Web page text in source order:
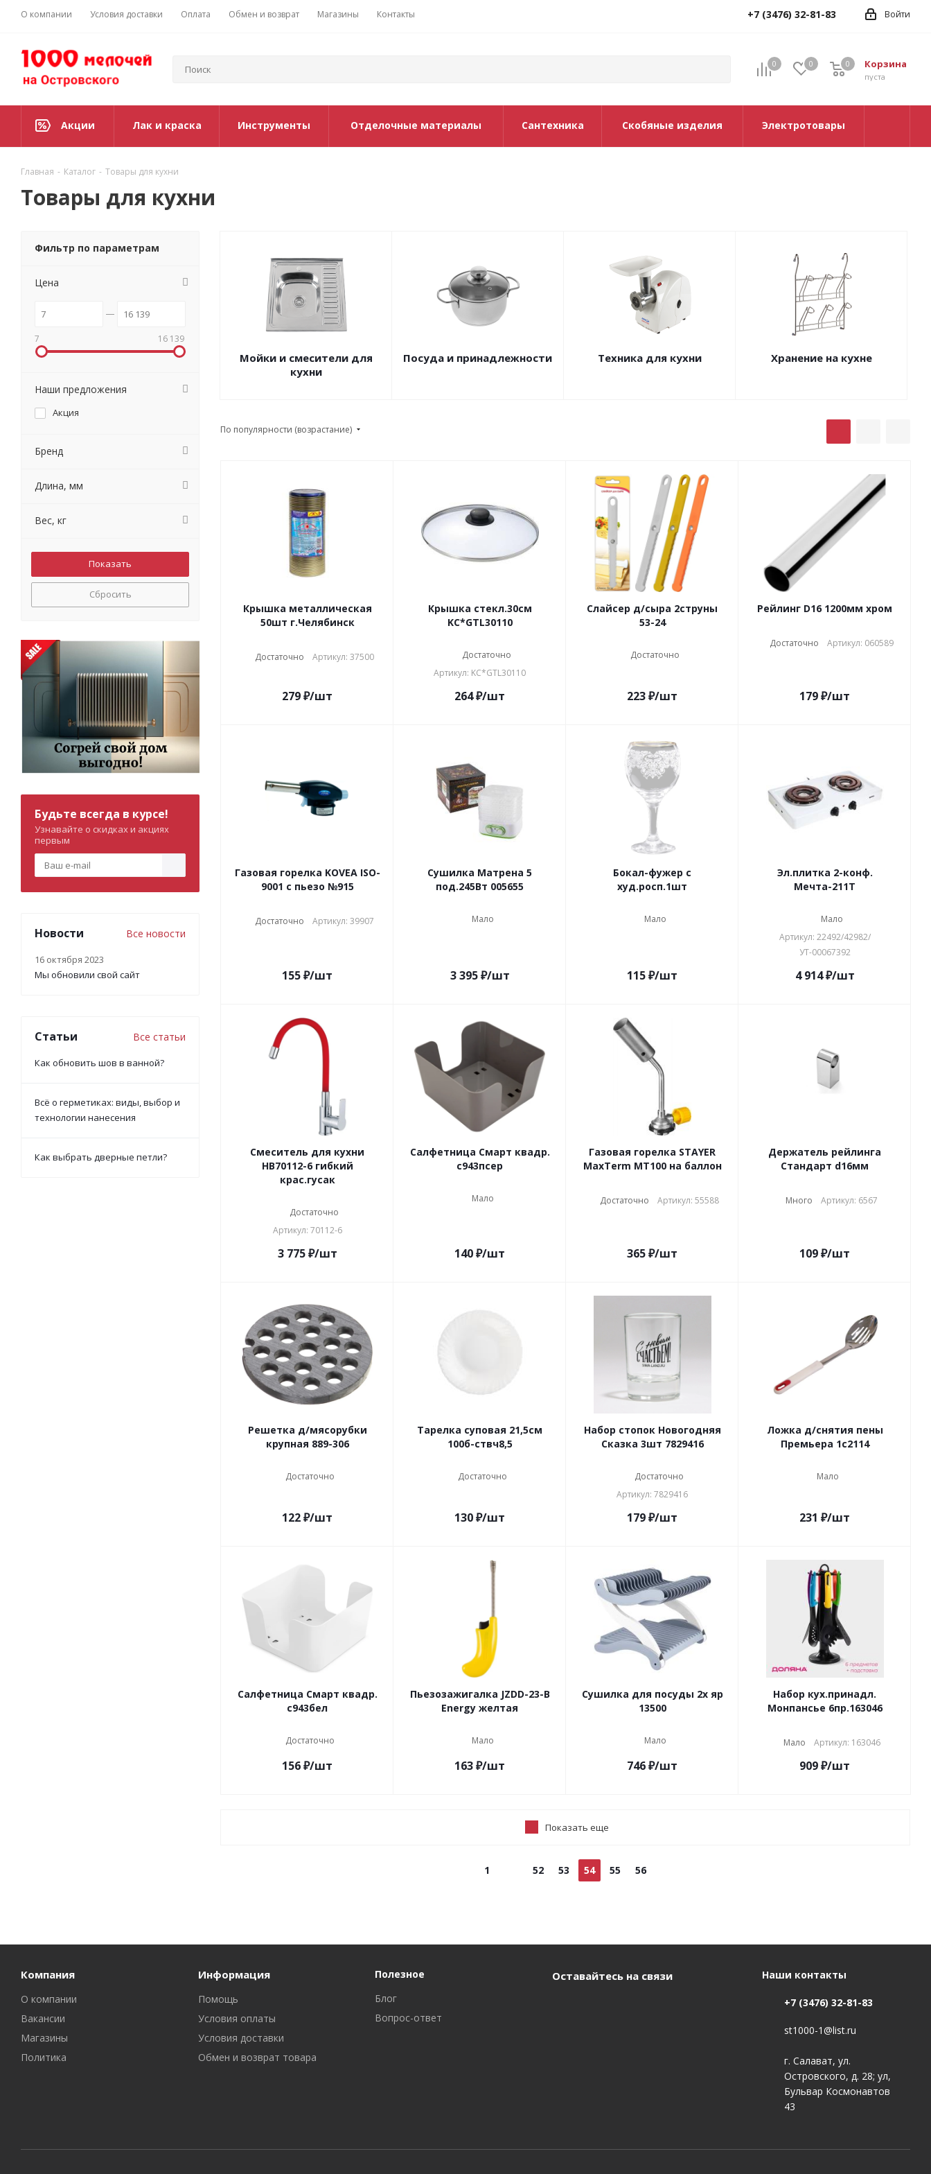
О компании Условия доставки Оплата Обмен и возврат Магазины Контакты Войти
+7 (3476) 32-81-83
0 0 Корзина
0
пуста
0
Акции Лак и краска Инструменты Отделочные материалы Сантехника Скобяные изделия Электротовары
Главная - Каталог - Товары для кухни
Товары для кухни
Мойки и смесители для
кухни
Посуда и принадлежности Техника для кухни Хранение на кухне
По популярности (возрастание)
Крышка металлическая
50шт г.Челябинск
Достаточно Артикул: 37500
279₽/шт
Крышка стекл.30см
KC*GTL30110
Достаточно
Артикул: KC*GTL30110
264₽/шт
Слайсер д/сыра 2струны
53-24
Достаточно
223₽/шт
Рейлинг D16 1200мм хром
Достаточно Артикул: 060589
179₽/шт
Газовая горелка KOVEA ISO-
9001 с пьезо №915
Достаточно Артикул: 39907
155₽/шт
Сушилка Матрена 5
под.245Вт 005655
Мало
3 395₽/шт
Бокал-фужер с
худ.росп.1шт
Мало
115₽/шт
Эл.плитка 2-конф.
Мечта-211Т
Мало
Артикул: 22492/42982/
УТ-00067392
4 914₽/шт
Смеситель для кухни
НВ70112-6 гибкий
крас.гусак
Достаточно
Артикул: 70112-6
3 775₽/шт
Салфетница Смарт квадр.
с943псер
Мало
140₽/шт
Газовая горелка STAYER
MaxTerm MT100 на баллон
Достаточно Артикул: 55588
365₽/шт
Держатель рейлинга
Стандарт d16мм
Много Артикул: 6567
109₽/шт
Решетка д/мясорубки
крупная 889-306
Достаточно
122₽/шт
Тарелка суповая 21,5см
100б-ствч8,5
Достаточно
130₽/шт
Набор стопок Новогодняя
Сказка 3шт 7829416
Достаточно
Артикул: 7829416
179₽/шт
Ложка д/снятия пены
Премьера 1с2114
Мало
231 ₽/шт
Салфетница Смарт квадр.
с943бел
Достаточно
156₽/шт
Пьезозажигалка JZDD-23-В
Energy желтая
Мало
163₽/шт
Сушилка для посуды 2х яр
13500
Мало
746₽/шт
Набор кух.принадл.
Монпансье 6пр.163046
Мало Артикул: 163046
909₽/шт
Показать еще
1 52 53 54 55 56
Фильтр по параметрам
Цена
7 16 139
Наши предложения
Акция
Бренд
Длина, мм
Вес, кг
Сбросить
Будьте всегда в курсе!
Узнавайте о скидках и акциях
первым
Новости Все новости
16 октября 2023
Мы обновили свой сайт
Статьи Все статьи
Как обновить шов в ванной?
Всё о герметиках: виды, выбор и
технологии нанесения
Как выбрать дверные петли?
Компания
О компании
Вакансии
Магазины
Политика
Информация
Помощь
Условия оплаты
Условия доставки
Обмен и возврат товара
Полезное
Блог
Вопрос-ответ
Оставайтесь на связи Наши контакты
+7 (3476) 32-81-83
st1000-1@list.ru
г. Салават, ул.
Островского, д. 28; ул,
Бульвар Космонавтов
43